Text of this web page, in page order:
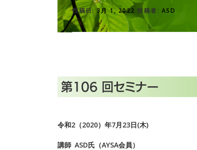
投稿日: 3月 1, 2022 投稿者: ASD
第106 回セミナー
令和2（2020）年7月23日(木)
講師 ASD氏（AYSA会員）